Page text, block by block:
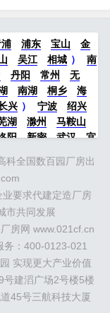
口6公里，紧邻北沿江
中）。快速接驳京沪
浦东 宝山
金
吴江 相城 ）
南
丹阳 常州
无
南湖 桐乡
海
兴 ） 宁波
绍兴
湖 滁州
马鞍山
阳 新密 武汉
宜
厂 永清 三河
霸
沈阳
威海 烟台
青岛
中山 佛山
明 南宁 华北： 沈
柬埔寨
马来西
灯塔瓴科
中南高
迈高 咨询热线：
科全国数百园厂房出
要求代建定造厂房
市共同发展
房网 www.021cf.cn
务：400-0123-021
实现更大产业价值
号建滔广场2号楼5楼
45号三航科技大厦